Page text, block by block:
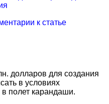
к статье
долларов для создания
в условиях
полет карандаши.